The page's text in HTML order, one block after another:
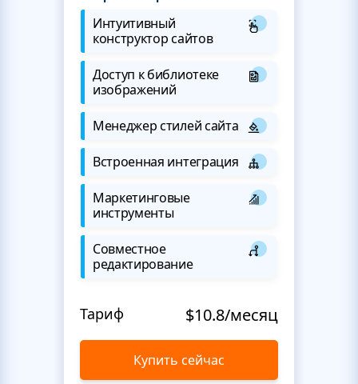
Интуитивный
конструктор сайтов
Доступ к библиотеке
изображений
Менеджер стилей сайта
Встроенная интеграция
Маркетинговые
инструменты
Совместное
редактирование
Тариф $10.8/месяц
Купить сейчас